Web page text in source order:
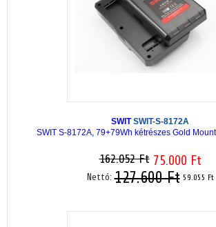
SWITSWIT-S-8172A
SWIT S-8172A, 79+79Wh kétrészes Gold
162.052 Ft 75.000 Ft
Nettó:127.600 Ft 59.055 Ft